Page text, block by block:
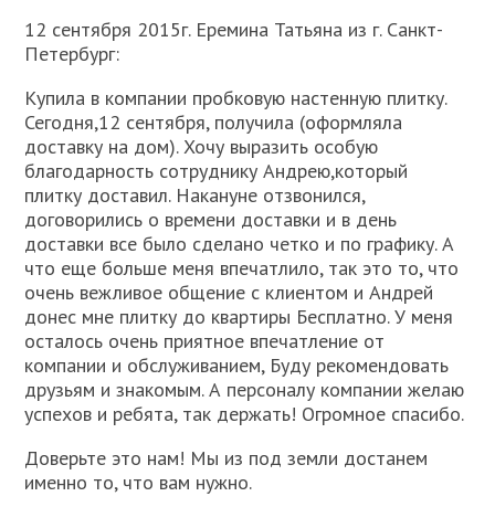
12 сентября 2015г. Еремина Татьяна из г. Санкт-
Петербург:
Купила в компании пробковую настенную плитку.
Сегодня,12 сентября, получила (оформляла
доставку на дом). Хочу выразить особую
благодарность сотруднику Андрею,который
плитку доставил. Накануне отзвонился,
договорились о времени доставки и в день
доставки все было сделано четко и по графику. А
что еще больше меня впечатлило, так это то, что
очень вежливое общение с клиентом и Андрей
донес мне плитку до квартиры Бесплатно. У меня
осталось очень приятное впечатление от
компании и обслуживанием, Буду рекомендовать
друзьям и знакомым. А персоналу компании желаю
успехов и ребята, так держать! Огромное спасибо.
Доверьте это нам! Мы из под земли достанем
именно то, что вам нужно.